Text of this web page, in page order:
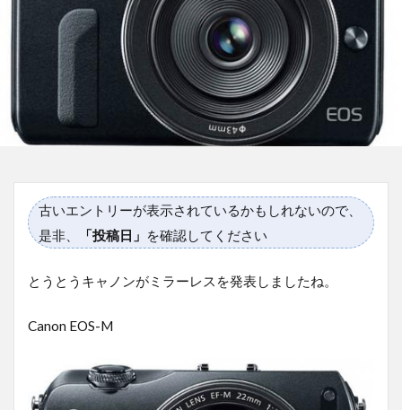
古いエントリーが表示されているかもしれないので、
是非、
「投稿日」 を確認してください
とうとうキャノンがミラーレスを発表しましたね。
Canon EOS-M